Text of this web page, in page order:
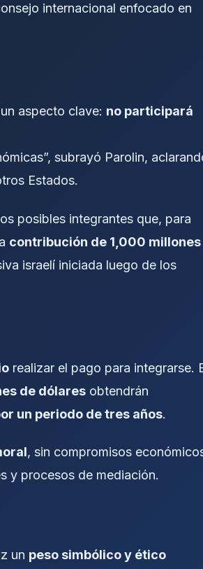
internacional enfocado en
aspecto clave: no participará
subrayó Parolin,
Estados.
posibles integrantes que, para
contribución de 1,000 millones
israelí iniciada luego de los
realizar el pago para integrarse.
de dólares obtendrán
un periodo de tres años.
, sin compromisos
y procesos de mediación.
un peso simbólico y ético